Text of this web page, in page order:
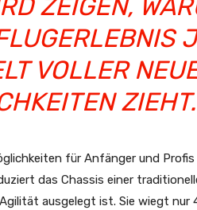
WARUM
NEUER
ZIEHT.“
für Anfänger und Profis
das Chassis einer
ausgelegt ist. Sie wiegt nur